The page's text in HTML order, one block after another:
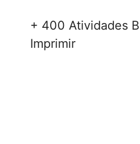
+ 400 Atividades
Imprimir